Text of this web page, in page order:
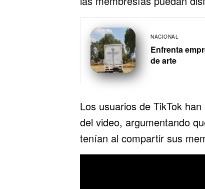
NACIONAL
Enfrenta
de arte
Los usuarios de TikTok
del video, argumentando
tenían al compartir sus